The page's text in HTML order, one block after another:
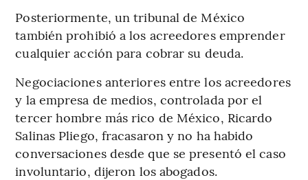
Posteriormente, un tribunal de México
también prohibió a los acreedores emprender
cualquier acción para cobrar su deuda.
Negociaciones anteriores entre los acreedores
y la empresa de medios, controlada por el
tercer hombre más rico de México, Ricardo
Salinas Pliego, fracasaron y no ha habido
conversaciones desde que se presentó el caso
involuntario, dijeron los abogados.